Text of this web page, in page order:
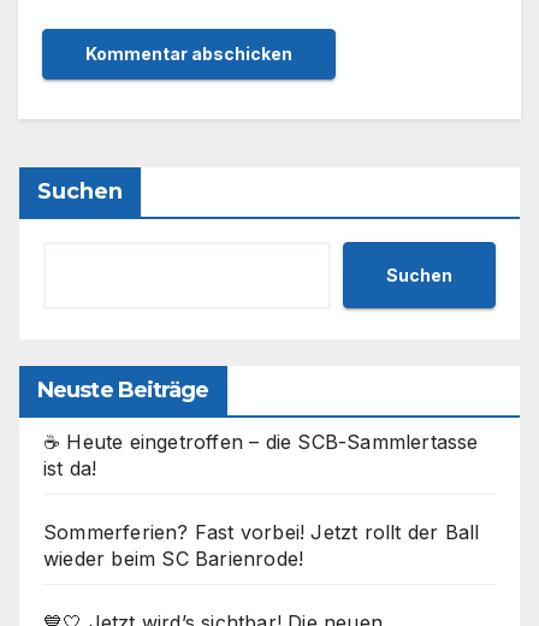
Suchen
Suchen
Neuste Beiträge
☕ Heute eingetroffen – die SCB-Sammlertasse
ist da!
Sommerferien? Fast vorbei! Jetzt rollt der Ball
wieder beim SC Barienrode!